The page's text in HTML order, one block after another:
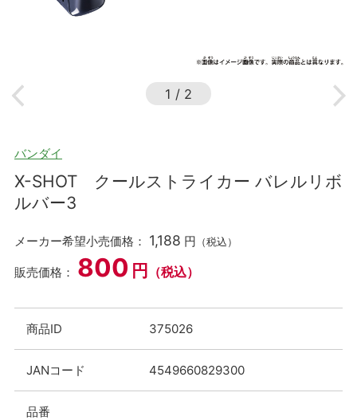
1 / 2
バンダイ
X-SHOT クールストライカー バレルリボ
ルバー3
メーカー希望小売価格： 1,188 円 （税込）
販売価格： 800 円 （税込）
商品ID 375026
JANコード 4549660829300
品番